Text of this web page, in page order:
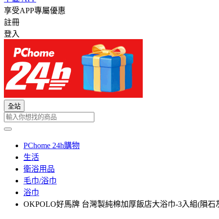
享受APP專屬優惠
註冊
登入
全站
PChome 24h購物
生活
衛浴用品
毛巾/浴巾
浴巾
OKPOLO好馬牌 台灣製純棉加厚飯店大浴巾-3入組(隕石